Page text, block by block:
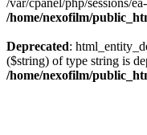
/var/cpanel/php/sessions/
/home/nexofilm/
Deprecated:
($string) of type string is
/home/nexofilm/